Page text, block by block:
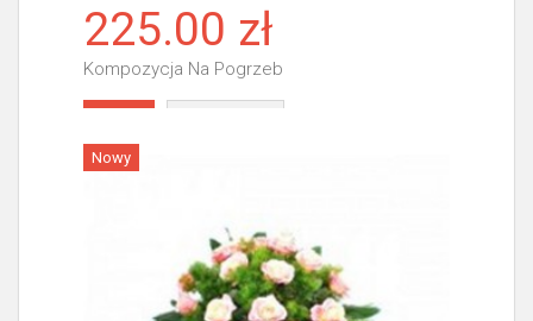
225.00 zł
Kompozycja Na Pogrzeb
Nowy